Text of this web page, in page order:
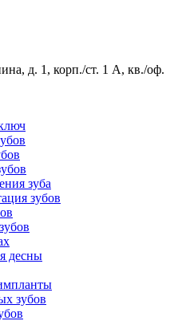
д. 1, корп./ст. 1 А, кв./оф.
зуба
зубов
десны
зубов